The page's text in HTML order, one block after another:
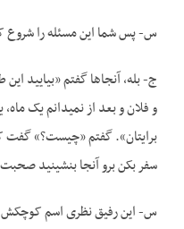
س- پس شما این مسئله را شروع
ج- بله، آنجاها گفتم «بیایید
و فلان و بعد از نمی­دانم یک
برایتان». گفتم «چیست؟»
سفر بکن برو آنجا بنشینید
س- این رفیق نظری اسم کوچکش